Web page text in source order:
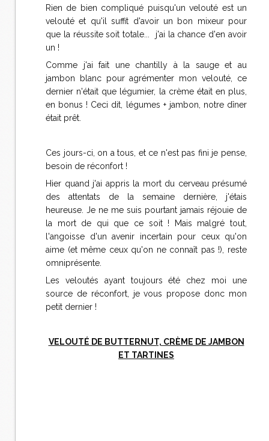
Rien de bien compliqué puisqu'un velouté est un
velouté et qu'il suffit d'avoir un bon mixeur pour
que la réussite soit totale... j'ai la chance d'en avoir
un !
Comme j'ai fait une chantilly à la sauge et au
jambon blanc pour agrémenter mon velouté, ce
dernier n'était que légumier, la crème était en plus,
en bonus ! Ceci dit, légumes + jambon, notre dîner
était prêt.
Ces jours-ci, on a tous, et ce n'est pas fini je pense,
besoin de réconfort !
Hier quand j'ai appris la mort du cerveau présumé
des attentats de la semaine dernière, j'étais
heureuse. Je ne me suis pourtant jamais réjouie de
la mort de qui que ce soit ! Mais malgré tout,
l'angoisse d'un avenir incertain pour ceux qu'on
aime (et même ceux qu'on ne connaît pas !), reste
omniprésente.
Les veloutés ayant toujours été chez moi une
source de réconfort, je vous propose donc mon
petit dernier !
VELOUTÉ DE BUTTERNUT, CRÈME DE JAMBON
ET TARTINES